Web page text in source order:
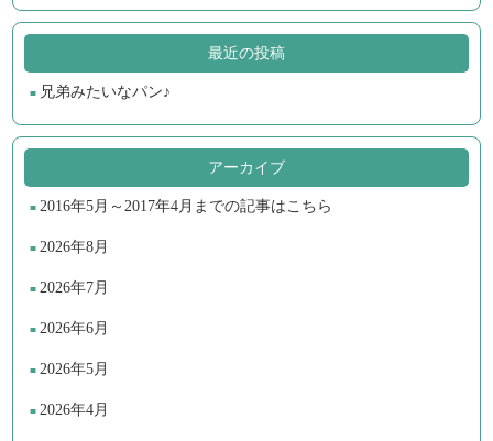
最近の投稿
兄弟みたいなパン♪
アーカイブ
2016年5月～2017年4月までの記事はこちら
2026年8月
2026年7月
2026年6月
2026年5月
2026年4月